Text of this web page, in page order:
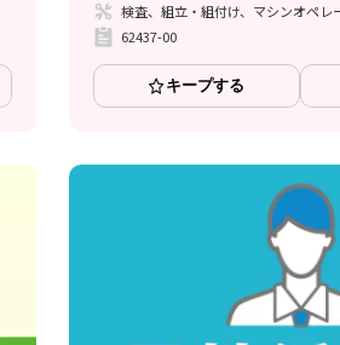
検査、組立・組付け、マシンオペレ
62437-00
キープする